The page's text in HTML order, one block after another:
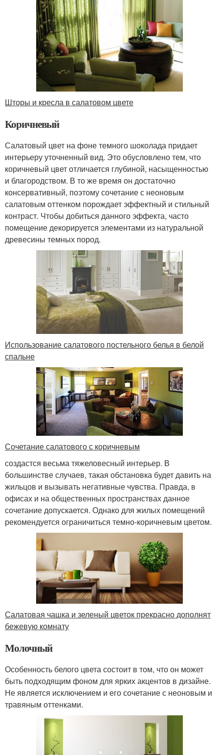
Шторы и кресла в салатовом цвете
Коричневый
Салатовый цвет на фоне темного шоколада придает
интерьеру уточненный вид. Это обусловлено тем, что
коричневый цвет отличается глубиной, насыщенностью
и благородством. В то же время он достаточно
консервативный, поэтому сочетание с неоновым
салатовым оттенком порождает эффектный и стильный
контраст. Чтобы добиться данного эффекта, часто
помещение декорируется элементами из натуральной
древесины темных пород.
Использование салатового постельного белья в белой
спальне
Сочетание салатового с коричневым
создастся весьма тяжеловесный интерьер. В
большинстве случаев, такая обстановка будет давить на
жильцов и вызывать негативные чувства. Правда, в
офисах и на общественных пространствах данное
сочетание допускается. Однако для жилых помещений
рекомендуется ограничиться темно-коричневым цветом.
Салатовая чашка и зеленый цветок прекрасно дополнят
бежевую комнату
Молочный
Особенность белого цвета состоит в том, что он может
быть подходящим фоном для ярких акцентов в дизайне.
Не является исключением и его сочетание с неоновым и
травяным оттенками.